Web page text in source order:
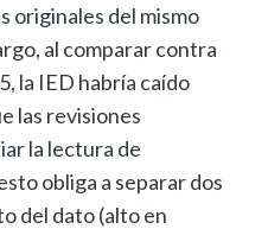
originales del mismo
al comparar contra
la IED habría caído
las revisiones
la lectura de
obliga a separar dos
del dato (alto en